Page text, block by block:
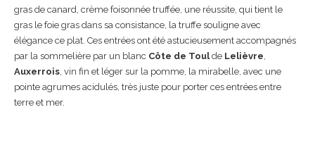
gras de canard, crème foisonnée truffée, une réussite, qui tient le
gras le foie gras dans sa consistance, la truffe souligne avec
élégance ce plat. Ces entrées ont été astucieusement accompagnés
par la sommelière par un blanc Côte de Toulde Lelièvre
Auxerrois , vin fin et léger sur la pomme, la mirabelle, avec une
pointe agrumes acidulés, très juste pour porter ces entrées entre
terre et mer.